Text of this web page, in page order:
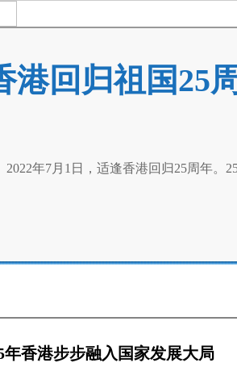
港回归祖国25
2022年7月1日，适逢香港回归25周年。
年香港步步融入国家发展大局